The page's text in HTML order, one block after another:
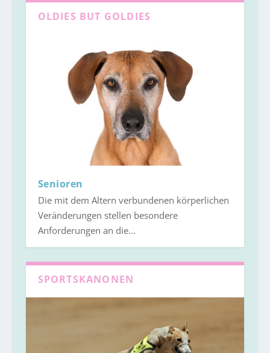
OLDIES BUT GOLDIES
Senioren
Die mit dem Altern verbundenen körperlichen
Veränderungen stellen besondere
Anforderungen an die...
SPORTSKANONEN